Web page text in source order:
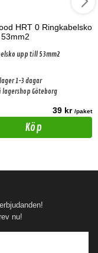
HRT 0 Ringkabelsko
upp till 53mm2
1-3 dagar
lagershop Göteborg
39 kr /paket
Köp
nu!